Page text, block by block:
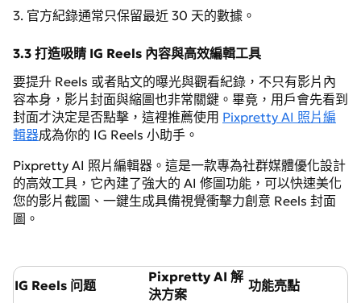
3. 官方紀錄通常只保留最近 30 天的數據。
3.3 打造吸睛 IG Reels 內容與高效編輯工具
要提升 Reels 或者貼文的曝光與觀看紀錄，不只有影片內
容本身，影片封面與縮圖也非常關鍵。畢竟，用戶會先看到
封面才決定是否點擊，這裡推薦使用 Pixpretty AI 照片編
輯器成為你的 IG Reels 小助手。
Pixpretty AI 照片編輯器。這是一款專為社群媒體優化設計
的高效工具，它內建了強大的 AI 修圖功能，可以快速美化
您的影片截圖、一鍵生成具備視覺衝擊力創意 Reels 封面
圖。
IG Reels 问题
Pixpretty AI 解
決方案
功能亮點